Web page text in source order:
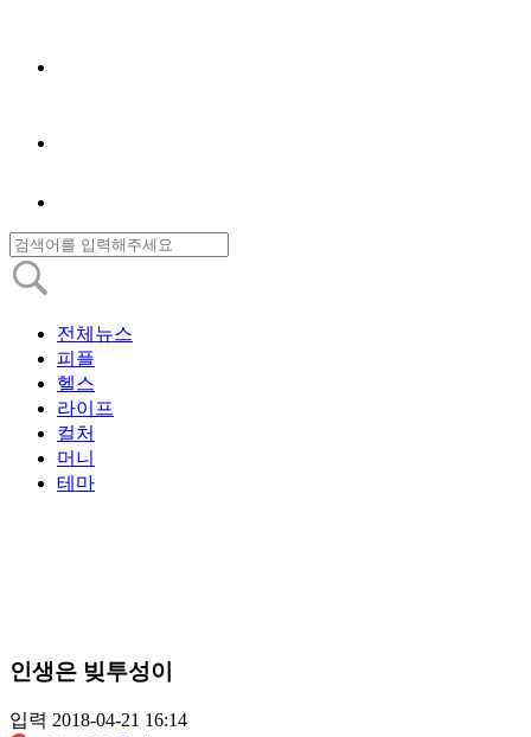
전체뉴스
피플
헬스
라이프
컬처
머니
테마
인생은 빚투성이
입력 2018-04-21 16:14